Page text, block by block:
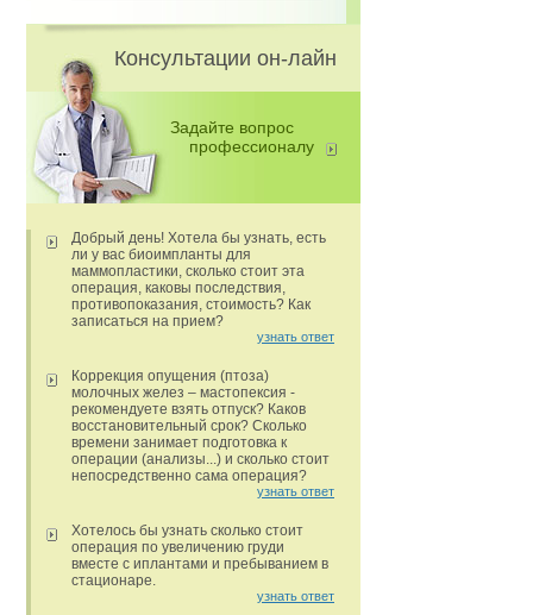
Консультации он-лайн
Задайте вопрос
профессионалу
Добрый день! Хотела бы узнать, есть
ли у вас биоимпланты для
маммопластики, сколько стоит эта
операция, каковы последствия,
противопоказания, стоимость? Как
записаться на прием?
узнать ответ
Коррекция опущения (птоза)
молочных желез – мастопексия -
рекомендуете взять отпуск? Каков
восстановительный срок? Сколько
времени занимает подготовка к
операции (анализы...) и сколько стоит
непосредственно сама операция?
узнать ответ
Хотелось бы узнать сколько стоит
операция по увеличению груди
вместе с иплантами и пребыванием в
стационаре.
узнать ответ